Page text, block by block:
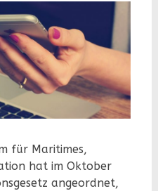
für Maritimes,
hat im Oktober
angeordnet,